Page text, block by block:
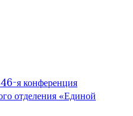
я конференция
отделения «Единой